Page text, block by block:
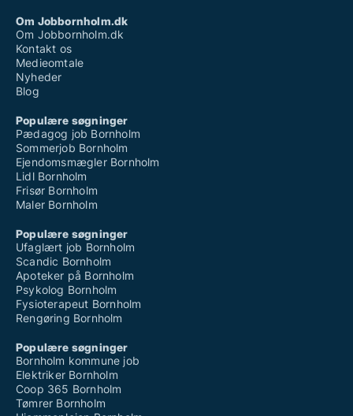
Om Jobbornholm.dk
Om Jobbornholm.dk
Kontakt os
Medieomtale
Nyheder
Blog
Populære søgninger
Pædagog job Bornholm
Sommerjob Bornholm
Ejendomsmægler Bornholm
Lidl Bornholm
Frisør Bornholm
Maler Bornholm
Populære søgninger
Ufaglært job Bornholm
Scandic Bornholm
Apoteker på Bornholm
Psykolog Bornholm
Fysioterapeut Bornholm
Rengøring Bornholm
Populære søgninger
Bornholm kommune job
Elektriker Bornholm
Coop 365 Bornholm
Tømrer Bornholm